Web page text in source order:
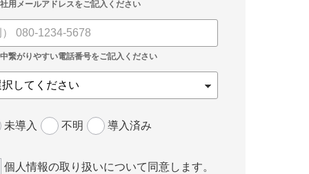
未導入 不明 導入済み
個人情報の取り扱いについて同意します。